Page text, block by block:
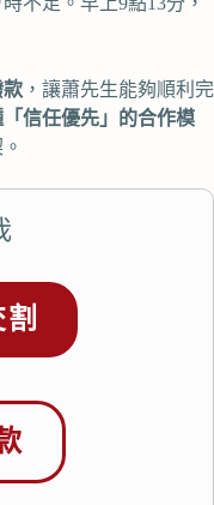
款 ，讓蕭先生能夠順利完
信任優先」的合作模